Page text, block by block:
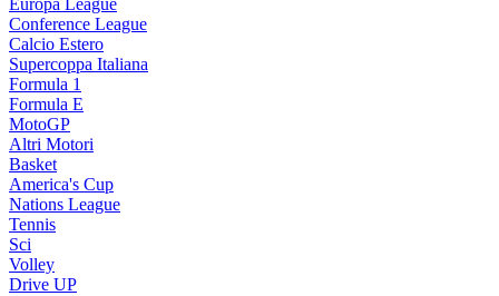
Europa League
Conference League
Calcio Estero
Supercoppa Italiana
Formula 1
Formula E
MotoGP
Altri Motori
Basket
America's Cup
Nations League
Tennis
Sci
Volley
Drive UP